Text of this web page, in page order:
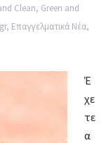
Clean, Green and
, Επαγγελματικά Νέα,
Έ
χε
τε
α